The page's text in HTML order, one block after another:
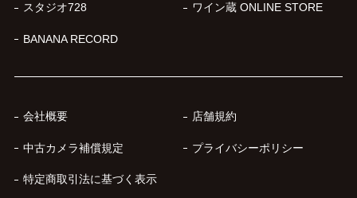
スタジオ728 ワイン蔵 ONLINE STORE
BANANA RECORD
会社概要 店舗規約
中古カメラ補償規定 プライバシーポリシー
特定商取引法に基づく表示